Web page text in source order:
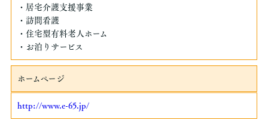
・居宅介護⽀援事業
・訪問看護
・住宅型有料⽼⼈ホーム
・お泊りサービス
ホームページ
http://www.e-65.jp/